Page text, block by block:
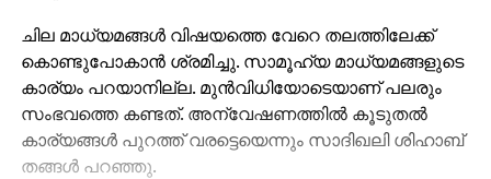
ചില മാധ്യമങ്ങള്‍ വിഷയത്തെ വേറെ തലത്തിലേക്ക്
കൊണ്ടുപോകാന്‍ ശ്രമിച്ചു. സാമൂഹ്യ മാധ്യമങ്ങളുടെ
കാര്യം പറയാനില്ല. മുന്‍വിധിയോടെയാണ് പലരും
സംഭവത്തെ കണ്ടത്. അന്വേഷണത്തില്‍ കൂടുതല്‍
കാര്യങ്ങള്‍ പുറത്ത് വരട്ടെയെന്നും സാദിഖലി ശിഹാബ്
തങ്ങള്‍ പറഞ്ഞു.